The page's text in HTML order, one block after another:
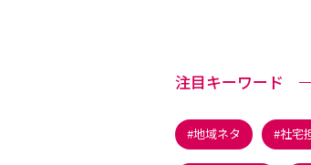
注目キーワード
地域ネタ 社宅